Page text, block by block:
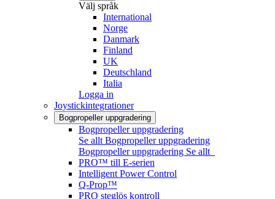
Välj språk
International
Norge
Danmark
Finland
UK
Deutschland
Italia
Logga in
Joystickintegrationer
Bogpropeller uppgradering
Bogpropeller uppgradering
Se allt Bogpropeller uppgradering
Bogpropeller uppgradering Se allt
PRO™ till E-serien
Intelligent Power Control
Q-Prop™
PRO steglös kontroll